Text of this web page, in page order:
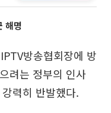
해명
방송협회장에 방
려는 정부의 인사
력히 반발했다.